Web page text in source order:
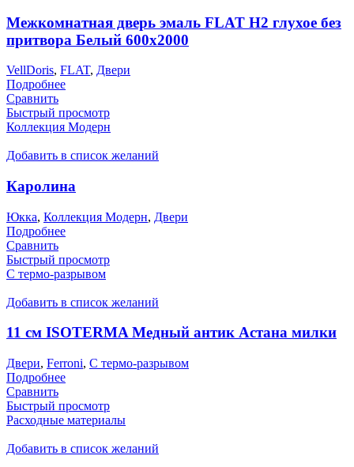
Межкомнатная дверь эмаль FLAT H2 глухое без
притвора Белый 600х2000
VellDoris, FLAT, Двери
Подробнее
Сравнить
Быстрый просмотр
Коллекция Модерн
Добавить в список желаний
Каролина
Юкка, Коллекция Модерн, Двери
Подробнее
Сравнить
Быстрый просмотр
С термо-разрывом
Добавить в список желаний
11 см ISOTERMA Медный антик Астана милки
Двери, Ferroni, С термо-разрывом
Подробнее
Сравнить
Быстрый просмотр
Расходные материалы
Добавить в список желаний